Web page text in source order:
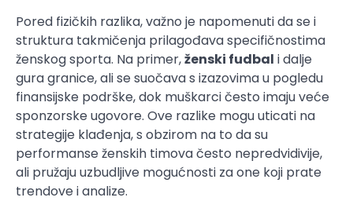
Pored fizičkih razlika, važno je napomenuti da se i
struktura takmičenja prilagođava specifičnostima
ženskog sporta. Na primer,ženski fudbal i dalje
gura granice, ali se suočava s izazovima u pogledu
finansijske podrške, dok muškarci često imaju veće
sponzorske ugovore. Ove razlike mogu uticati na
strategije klađenja, s obzirom na to da su
performanse ženskih timova često nepredvidivije,
ali pružaju uzbudljive mogućnosti za one koji prate
trendove i analize.